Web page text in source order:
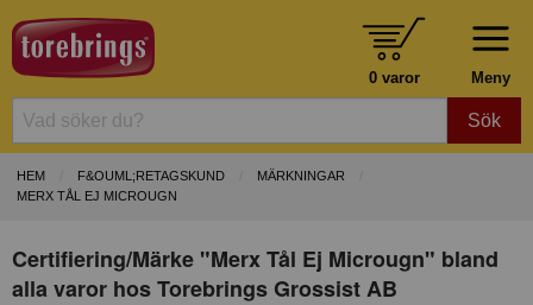
Meny
0 varor
Sök
HEM F&OUML;RETAGSKUND
MÄRKNINGAR
MERX TÅL EJ MICROUGN
Certifiering/Märke "Merx Tål Ej Microugn" bland
alla varor hos Torebrings Grossist AB